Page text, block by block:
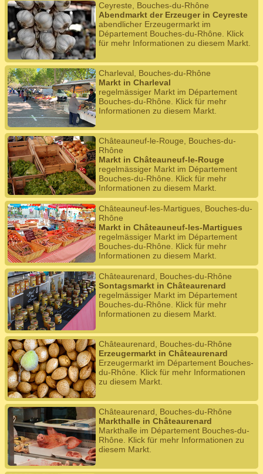
Ceyreste, Bouches-du-Rhône
Abendmarkt der Erzeuger in Ceyreste
abendlicher Erzeugermarkt im
Département Bouches-du-Rhône. Klick
für mehr Informationen zu diesem Markt.
Charleval, Bouches-du-Rhône
Markt in Charleval
regelmässiger Markt im Département
Bouches-du-Rhône. Klick für mehr
Informationen zu diesem Markt.
Châteauneuf-le-Rouge, Bouches-du-
Rhône
Markt in Châteauneuf-le-Rouge
regelmässiger Markt im Département
Bouches-du-Rhône. Klick für mehr
Informationen zu diesem Markt.
Châteauneuf-les-Martigues, Bouches-du-
Rhône
Markt in Châteauneuf-les-Martigues
regelmässiger Markt im Département
Bouches-du-Rhône. Klick für mehr
Informationen zu diesem Markt.
Châteaurenard, Bouches-du-Rhône
Sontagsmarkt in Châteaurenard
regelmässiger Markt im Département
Bouches-du-Rhône. Klick für mehr
Informationen zu diesem Markt.
Châteaurenard, Bouches-du-Rhône
Erzeugermarkt in Châteaurenard
Erzeugermarkt im Département Bouches-
du-Rhône. Klick für mehr Informationen
zu diesem Markt.
Châteaurenard, Bouches-du-Rhône
Markthalle in Châteaurenard
Markthalle im Département Bouches-du-
Rhône. Klick für mehr Informationen zu
diesem Markt.